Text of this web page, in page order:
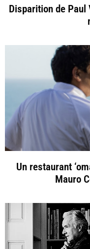
Disparition de Paul
Un restaurant
Mauro